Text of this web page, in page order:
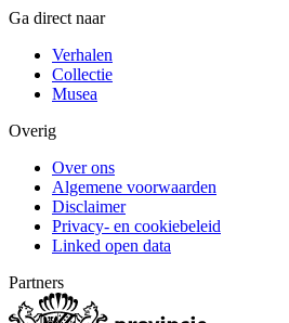
Ga direct naar
Verhalen
Collectie
Musea
Overig
Over ons
Algemene voorwaarden
Disclaimer
Privacy- en cookiebeleid
Linked open data
Partners